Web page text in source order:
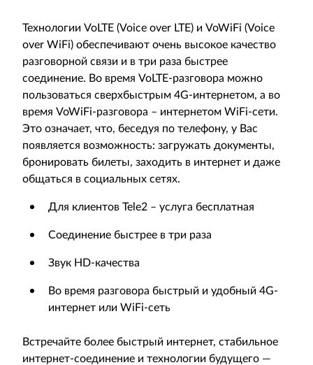
Технологии VoLTE (Voice over LTE) и VoWiFi (Voice
over WiFi) обеспечивают очень высокое качество
разговорной связи и в три раза быстрее
соединение. Во время VoLTE-разговора можно
пользоваться сверхбыстрым 4G-интернетом, а во
время VoWiFi-разговора – интернетом WiFi-сети.
Это означает, что, беседуя по телефону, у Вас
появляется возможность: загружать документы,
бронировать билеты, заходить в интернет и даже
общаться в социальных сетях.
Для клиентов Tele2 – услуга бесплатная
Соединение быстрее в три раза
Звук HD-качества
Во время разговора быстрый и удобный 4G-
интернет или WiFi-сеть
Встречайте более быстрый интернет, стабильное
интернет-соединение и технологии будущего —